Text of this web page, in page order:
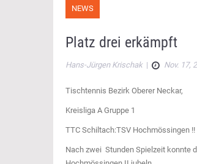
NEWS
Platz drei erkämpft
Hans-Jürgen Krischak| Nov. 17,
Tischtennis Bezirk Oberer Neckar,
Kreisliga A Gruppe 1
TTC Schiltach:TSV Hochmössingen !!
Nach zwei Stunden Spielzeit konnte